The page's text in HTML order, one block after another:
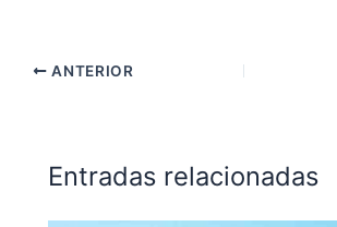
ANTERIOR
Entradas relacionadas